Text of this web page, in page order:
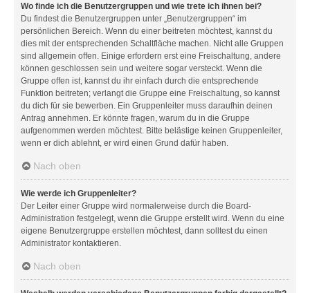
Wo finde ich die Benutzergruppen und wie trete ich ihnen bei?
Du findest die Benutzergruppen unter „Benutzergruppen“ im
persönlichen Bereich. Wenn du einer beitreten möchtest, kannst du
dies mit der entsprechenden Schaltfläche machen. Nicht alle Gruppen
sind allgemein offen. Einige erfordern erst eine Freischaltung, andere
können geschlossen sein und weitere sogar versteckt. Wenn die
Gruppe offen ist, kannst du ihr einfach durch die entsprechende
Funktion beitreten; verlangt die Gruppe eine Freischaltung, so kannst
du dich für sie bewerben. Ein Gruppenleiter muss daraufhin deinen
Antrag annehmen. Er könnte fragen, warum du in die Gruppe
aufgenommen werden möchtest. Bitte belästige keinen Gruppenleiter,
wenn er dich ablehnt, er wird einen Grund dafür haben.
Nach oben
Wie werde ich Gruppenleiter?
Der Leiter einer Gruppe wird normalerweise durch die Board-
Administration festgelegt, wenn die Gruppe erstellt wird. Wenn du eine
eigene Benutzergruppe erstellen möchtest, dann solltest du einen
Administrator kontaktieren.
Nach oben